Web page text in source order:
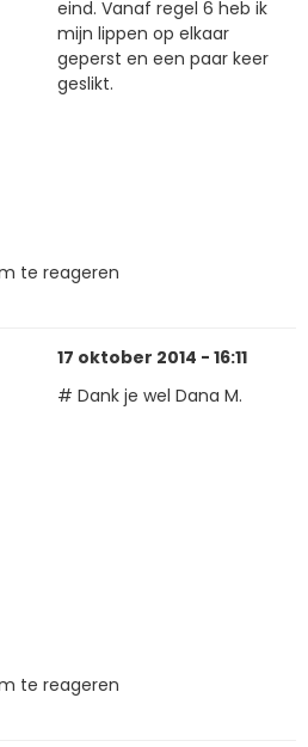
eind. Vanaf regel 6 heb ik
mijn lippen op elkaar
geperst en een paar keer
geslikt.
te reageren
17 oktober 2014 - 16:11
# Dank je wel Dana M.
te reageren